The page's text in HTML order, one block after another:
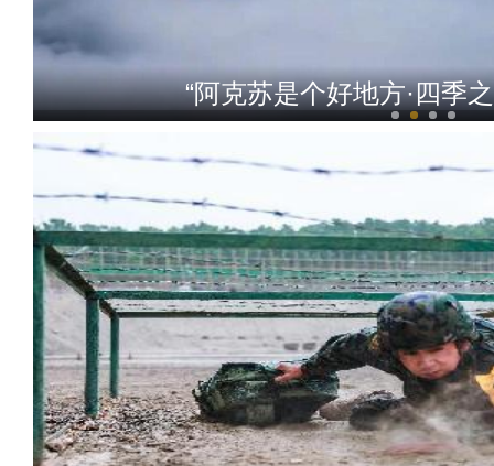
“阿克苏是个好地方·四季